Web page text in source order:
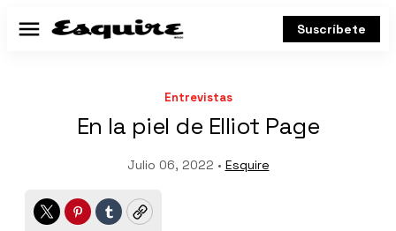
Menú Suscríbete
Entrevistas
En la piel de Elliot Page
Julio 06, 2022 • Esquire
TwitterPinterest
TumblrCopy